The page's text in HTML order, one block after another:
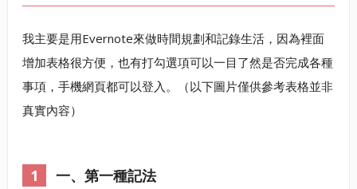
我主要是用Evernote來做時間規劃和記錄生活，因為裡面
增加表格很方便，也有打勾選項可以一目了然是否完成各種
事項，手機網頁都可以登入。（以下圖片僅供參考表格並非
真實內容）
一、第一種記法